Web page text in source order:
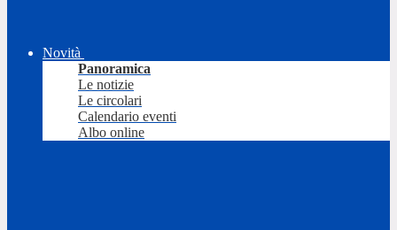
Novità
Panoramica
Le notizie
Le circolari
Calendario eventi
Albo online